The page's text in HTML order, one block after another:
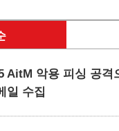
AitM 악용 피싱 공격
일 수집